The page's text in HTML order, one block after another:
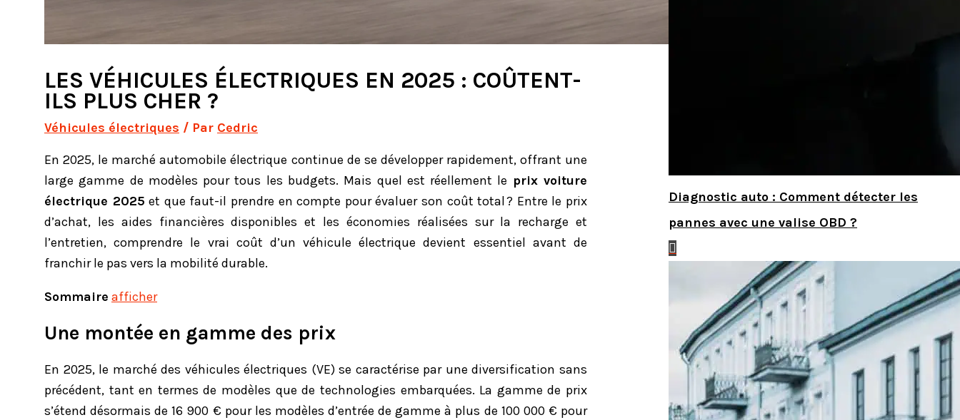
LES VÉHICULES ÉLECTRIQUES EN 2025 : COÛTENT-
ILS PLUS CHER ?
Véhicules électriques / Par Cedric
En 2025, le marché automobile électrique continue de se développer rapidement, offrant une
large gamme de modèles pour tous les budgets. Mais quel est réellement le prix voiture
électrique 2025 et que faut-il prendre en compte pour évaluer son coût total ? Entre le prix
d’achat, les aides financières disponibles et les économies réalisées sur la recharge et
l’entretien, comprendre le vrai coût d’un véhicule électrique devient essentiel avant de
franchir le pas vers la mobilité durable.
Sommaire afficher
Une montée en gamme des prix
En 2025, le marché des véhicules électriques (VE) se caractérise par une diversification sans
précédent, tant en termes de modèles que de technologies embarquées. La gamme de prix
s’étend désormais de 16 900 € pour les modèles d’entrée de gamme à plus de 100 000 € pour
Diagnostic auto : Comment détecter les
pannes avec une valise OBD ?